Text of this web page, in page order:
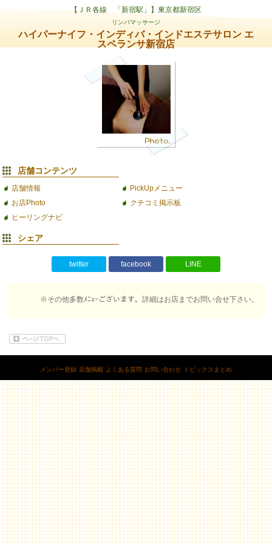
【ＪＲ各線 「新宿駅」】東京都新宿区
リンパマッサージ
ハイパーナイフ・インディバ・インドエステサロン エ
スペランサ新宿店
店舗コンテンツ
店舗情報
PickUpメニュー
お店Photo
クチコミ掲示板
ヒーリングナビ
シェア
twitter facebook LINE
※その他多数ﾒﾆｭｰございます。詳細はお店までお問い合せ下さい。
メンバー登録 店舗掲載 よくある質問 お問い合わせ トピックスまとめ